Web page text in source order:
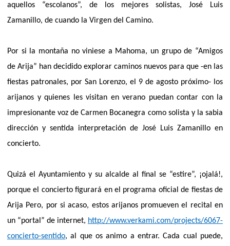
aquellos “escolanos”, de los mejores solistas, José Luis
Zamanillo, de cuando la Virgen del Camino.
Por si la montaña no viniese a Mahoma, un grupo de “Amigos
de Arija” han decidido explorar caminos nuevos para que -en las
fiestas patronales, por San Lorenzo, el 9 de agosto próximo- los
arijanos y quienes les visitan en verano puedan contar con la
impresionante voz de Carmen Bocanegra como solista y la sabia
dirección y sentida interpretación de José Luis Zamanillo en
concierto.
Quizá el Ayuntamiento y su alcalde al final se “estire”, ¡ojalá!,
porque el concierto figurará en el programa oficial de fiestas de
Arija Pero, por si acaso, estos arijanos promueven el recital en
un “portal” de internet, http://www.verkami.com/projects/6067-
concierto-sentido, al que os animo a entrar. Cada cual puede,